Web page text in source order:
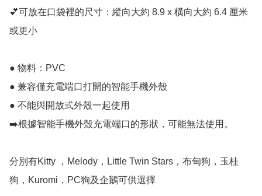
💕可放在口袋裡的尺寸：縱向大約 8.9 x 橫向大約 6.4 厘米
或更小
● 物料：PVC
● 兼容僅充電端口打開的智能手機外殼
● 不能與開放式外殼一起使用
➡️根據智能手機外殼充電端口的形狀，可能無法使用。
分別有Kitty ，Melody，Little Twin Stars，布甸狗，玉桂
狗，Kuromi，PC狗及企鵝可供選擇